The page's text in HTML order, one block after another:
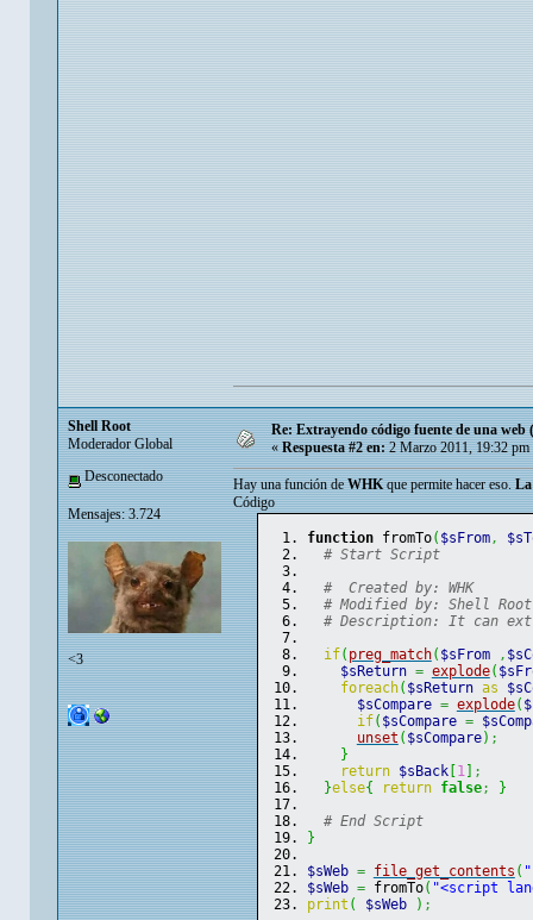
Shell Root
Moderador Global
Desconectado
Mensajes: 3.724
<3
Re: Extrayendo código fuente de una web
«Respuesta #2 en:2 Marzo 2011, 19:32 pm
Hay una función deWHKque permite hacer eso.
Código
function fromTo( $sFrom,
# Start Script
#  Created by: WHK
# Modified by: Shell Root
# Description: It can
if( preg_match( $sFrom ,
$sReturn = explode(
foreach( $sReturn as
$sCompare = explode(
if( $sCompare =
unset ( $sCompare) ;
}
return $sBack[ 1]
;
}else{ return false;
}
# End Script
}
$sWeb = file_get_contents (
$sWeb = fromTo( "<script
print ( $sWeb ) ;